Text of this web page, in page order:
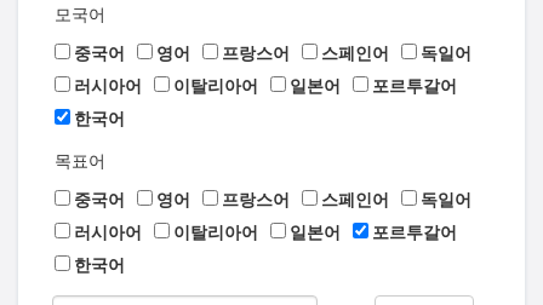
모국어
중국어
영어 프랑스어 스페인어
독일어
러시아어
이탈리아어 일본어
포르투갈어
한국어
목표어
중국어
영어 프랑스어 스페인어
독일어
러시아어
이탈리아어 일본어
포르투갈어
한국어